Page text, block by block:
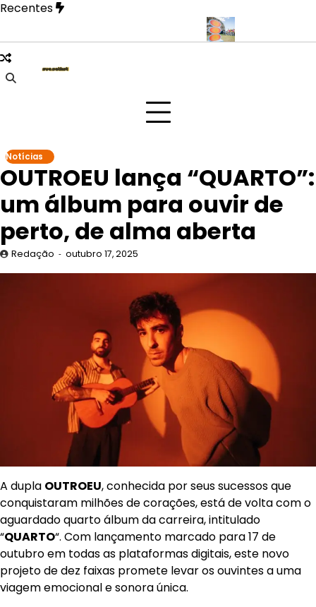
Skip
content
Recentes
fase mais íntima em novo EP
Notícias
OUTROEU lança “QUARTO”:
um álbum para ouvir de
perto, de alma aberta
Redação outubro 17, 2025
A dupla OUTROEU, conhecida por seus sucessos que
conquistaram milhões de corações, está de volta com o
aguardado quarto álbum da carreira, intitulado
“QUARTO“. Com lançamento marcado para 17 de
outubro em todas as plataformas digitais, este novo
projeto de dez faixas promete levar os ouvintes a uma
viagem emocional e sonora única.